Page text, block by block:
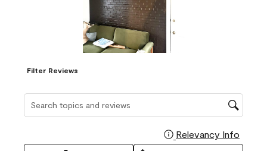
Filter Reviews
Relevancy Info